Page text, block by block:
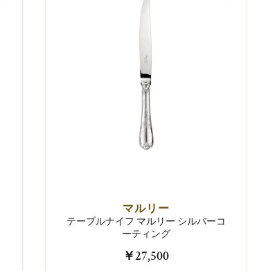
マルリー
テーブルナイフ マルリー シルバーコ
ーティング
￥27,500